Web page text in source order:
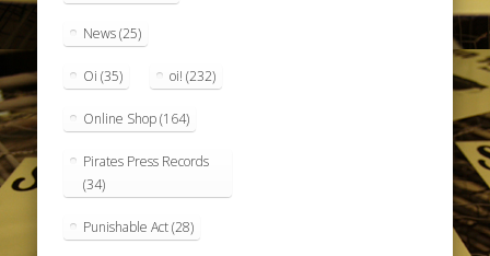
News(25)
Oi (35) oi! (232)
Online Shop(164)
Pirates Press Records
(34)
Punishable Act(28)